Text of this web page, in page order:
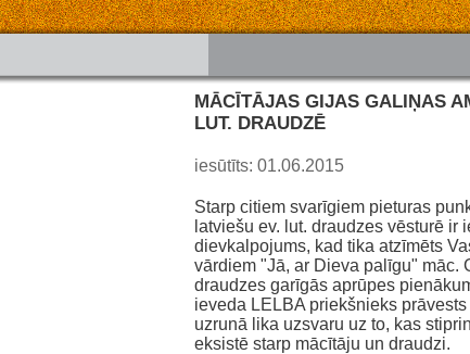
MĀCĪTĀJAS GIJAS GALIŅAS
LUT. DRAUDZĒ
iesūtīts: 01.06.2015
Starp citiem svarīgiem pieturas
latviešu ev. lut. draudzes vēsturē ir
dievkalpojums, kad tika atzīmēts
vārdiem "Jā, ar Dieva palīgu" māc.
draudzes garīgās aprūpes
ieveda LELBA priekšnieks
uzrunā lika uzsvaru uz to, kas
eksistē starp mācītāju un draudzi.